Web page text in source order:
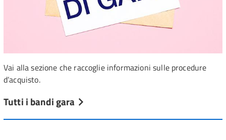
Vai alla sezione che raccoglie informazioni sulle procedure
d’acquisto.
Tutti i bandi gara